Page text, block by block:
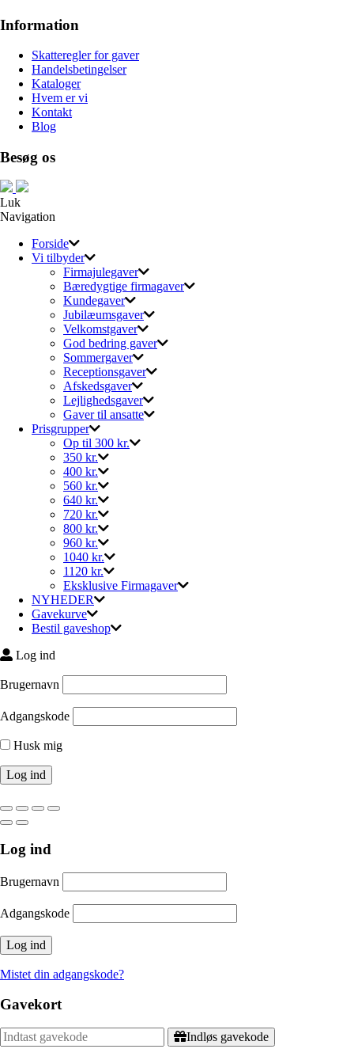
Information
Skatteregler for gaver
Handelsbetingelser
Kataloger
Hvem er vi
Kontakt
Blog
Besøg os
Luk
Navigation
Forside
Vi tilbyder
Firmajulegaver
Bæredygtige firmagaver
Kundegaver
Jubilæumsgaver
Velkomstgaver
God bedring gaver
Sommergaver
Receptionsgaver
Afskedsgaver
Lejlighedsgaver
Gaver til ansatte
Prisgrupper
Op til 300 kr.
350 kr.
400 kr.
560 kr.
640 kr.
720 kr.
800 kr.
960 kr.
1040 kr.
1120 kr.
Eksklusive Firmagaver
NYHEDER
Gavekurve
Bestil gaveshop
Log ind
Brugernavn
Adgangskode
Husk mig
Log ind
Brugernavn
Adgangskode
Mistet din adgangskode?
Gavekort
Indløs gavekode